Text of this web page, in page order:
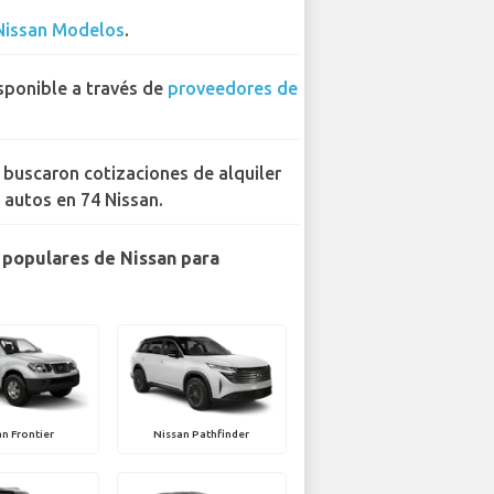
Modelos.
a través de proveedores de
buscaron cotizaciones de alquiler
autos en 74 Nissan.
de Nissan para
Frontier Nissan Pathfinder